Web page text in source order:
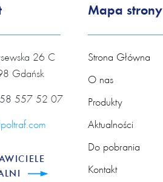
26 C
Gdańsk
557 52 07
Mapa strony
Strona Główna
O nas
Produkty
Aktualności
Do pobrania
Kontakt